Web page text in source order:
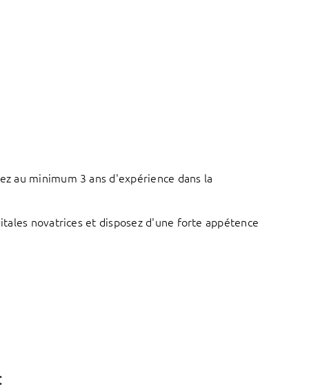
au minimum 3 ans d'expérience dans la
novatrices et disposez d'une forte appétence